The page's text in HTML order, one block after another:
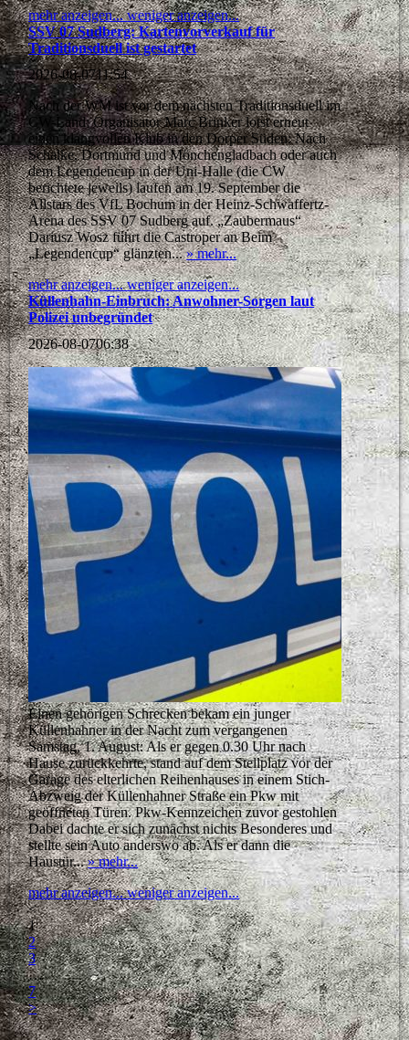
mehr anzeigen...weniger anzeigen...
SSV 07 Sudberg: Kartenvorverkauf für
Traditionsduell ist gestartet
2026-08-0711:54
Nach der WM ist vor dem nächsten Traditionsduell im
CW-Land: Organisator Marc Brinker lotst erneut
einen klangvollen Klub in den Dorper Süden: Nach
Schalke, Dortmund und Mönchengladbach oder auch
dem Legendencup in der Uni-Halle (die CW
berichtete jeweils) laufen am 19. September die
Allstars des VfL Bochum in der Heinz-Schwaffertz-
Arena des SSV 07 Sudberg auf. „Zaubermaus“
Dariusz Wosz führt die Castroper an Beim
„Legendencup“ glänzten...» mehr...
mehr anzeigen...weniger anzeigen...
Küllenhahn-Einbruch: Anwohner-Sorgen laut
Polizei unbegründet
2026-08-0706:38
Einen gehörigen Schrecken bekam ein junger
Küllenhahner in der Nacht zum vergangenen
Samstag, 1. August: Als er gegen 0.30 Uhr nach
Hause zurückkehrte, stand auf dem Stellplatz vor der
Garage des elterlichen Reihenhauses in einem Stich-
Abzweig der Küllenhahner Straße ein Pkw mit
geöffneten Türen. Pkw-Kennzeichen zuvor gestohlen
Dabei dachte er sich zunächst nichts Besonderes und
stellte sein Auto anderswo ab. Als er dann die
Haustür...» mehr...
mehr anzeigen...weniger anzeigen...
<
1
2
3
…
7
>